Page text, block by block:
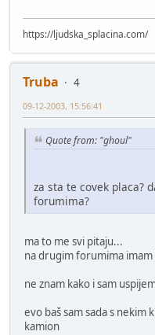
https://ljudska_splacina.com/
Truba
4
09-12-2003, 15:56:41
Quote from: "ghoul"
za sta te covek placa?
forumima?
ma to me svi pitaju...
na drugim forumima imam
ne znam kako i sam
evo baš sam sada s
kamion